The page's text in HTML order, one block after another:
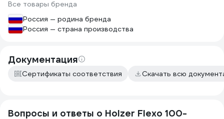
Все товары бренда
Россия — родина бренда
Россия — страна производства
Документация
Сертификаты соответствия Скачать всю
Вопросы и ответы о Holzer Flexo 100-